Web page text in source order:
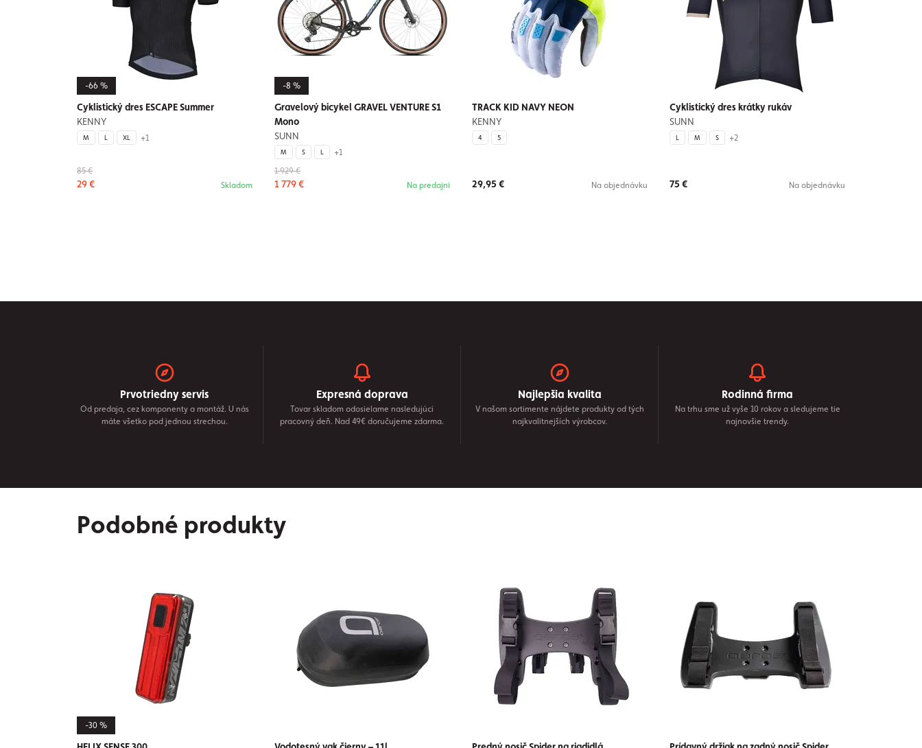
-66 %
Cyklistický dres ESCAPE Summer
KENNY
M L XL +1
85 €
29 € Skladom
-8 %
Gravelový bicykel GRAVEL VENTURE S1
Mono
SUNN
M S L
+1
1 929 €
1 779 € Na predajni
TRACK KID NAVY NEON
KENNY
4 5
29,95 € Na objednávku
Cyklistický dres krátky rukáv
SUNN
L M S +2
75 € Na objednávku
Prvotriedny servis
Od predaja, cez komponenty a montáž. U nás
máte všetko pod jednou strechou.
Expresná doprava
Tovar skladom odosielame nasledujúci
pracovný deň. Nad 49€ doručujeme zdarma.
Najlepšia kvalita
V našom sortimente nájdete produkty od tých
najkvalitnejších výrobcov.
Rodinná firma
Na trhu sme už vyše 10 rokov a sledujeme tie
najnovšie trendy.
Podobné produkty
-30 %